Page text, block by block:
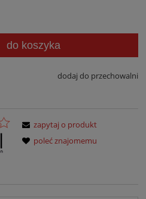
do koszyka
dodaj do przechowalni
zapytaj o produkt
poleć znajomemu